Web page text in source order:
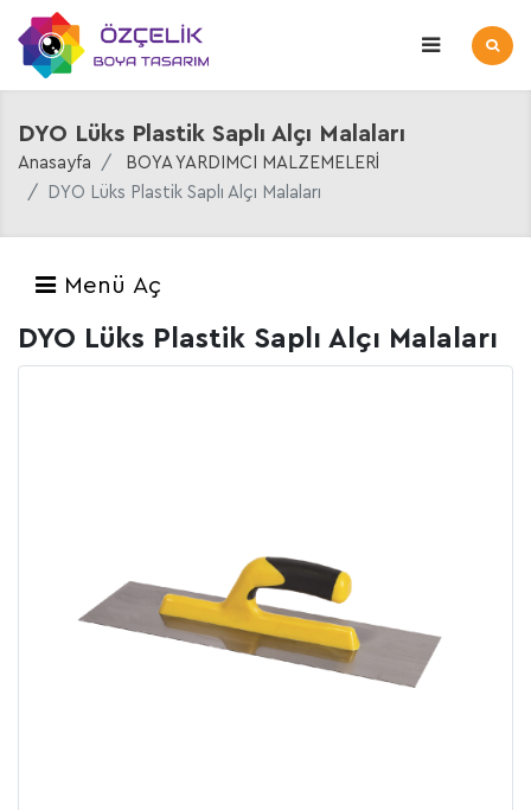
DYO Lüks Plastik Saplı Alçı Malaları
Anasayfa
BOYA YARDIMCI MALZEMELERİ
DYO Lüks Plastik Saplı Alçı Malaları
Menü Aç
DYO Lüks Plastik Saplı Alçı Malaları